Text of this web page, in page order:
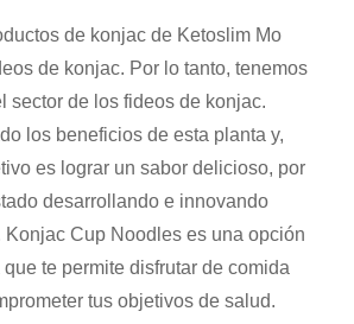
de konjac de Ketoslim Mo
de konjac. Por lo tanto, tenemos
sector de los fideos de konjac.
los beneficios de esta planta y,
es lograr un sabor delicioso, por
desarrollando e innovando
Konjac Cup Noodles es una opción
te permite disfrutar de comida
tus objetivos de salud.